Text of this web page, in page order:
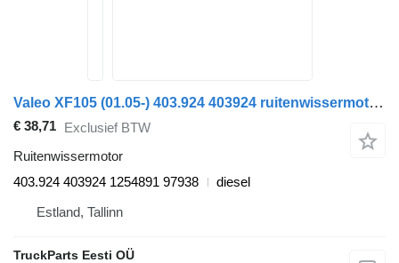
Valeo XF105 (01.05-) 403.924 403924 ruitenwissermotor voor DAF XF95, XF105 (2001-2014) trekker
€ 38,71 Exclusief BTW
Ruitenwissermotor
403.924 403924 1254891 97938
diesel
Estland, Tallinn
TruckParts Eesti OÜ